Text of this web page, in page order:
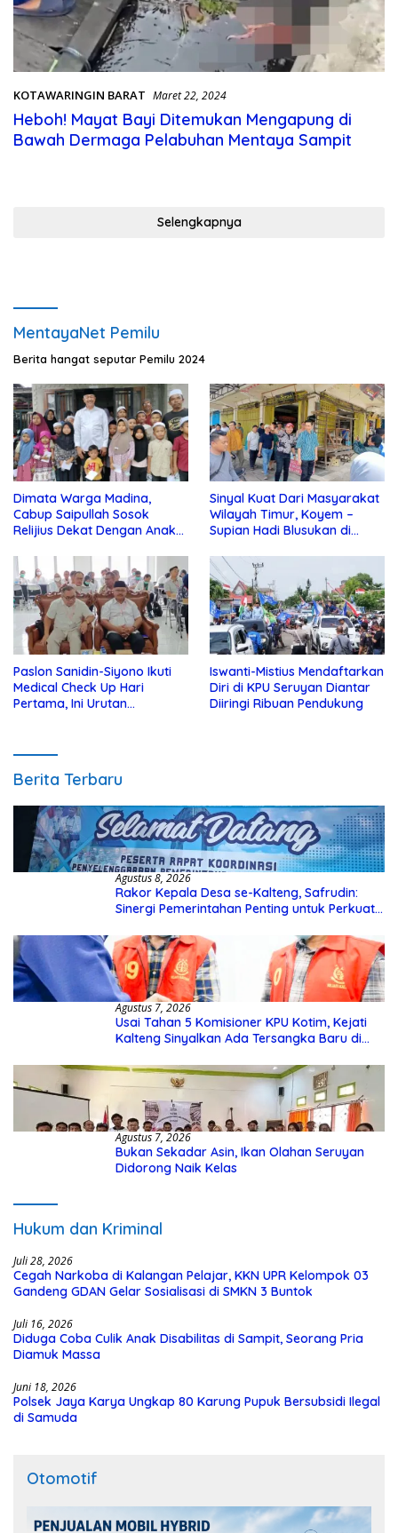
KOTAWARINGIN BARAT Maret 22, 2024
Heboh! Mayat Bayi Ditemukan Mengapung di
Bawah Dermaga Pelabuhan Mentaya Sampit
Selengkapnya
MentayaNet Pemilu
Berita hangat seputar Pemilu 2024
Dimata Warga Madina,
Cabup Saipullah Sosok
Relijius Dekat Dengan Anak
Sinyal Kuat Dari Masyarakat
Wilayah Timur, Koyem –
Supian Hadi Blusukan di
Paslon Sanidin-Siyono Ikuti
Medical Check Up Hari
Pertama, Ini Urutan
Iswanti-Mistius Mendaftarkan
Diri di KPU Seruyan Diantar
Diiringi Ribuan Pendukung
Berita Terbaru
Agustus 8, 2026
Rakor Kepala Desa se-Kalteng, Safrudin:
Sinergi Pemerintahan Penting untuk Perkuat
Agustus 7, 2026
Usai Tahan 5 Komisioner KPU Kotim, Kejati
Kalteng Sinyalkan Ada Tersangka Baru di
Agustus 7, 2026
Bukan Sekadar Asin, Ikan Olahan Seruyan
Didorong Naik Kelas
Hukum dan Kriminal
Juli 28, 2026
Cegah Narkoba di Kalangan Pelajar, KKN UPR Kelompok 03
Gandeng GDAN Gelar Sosialisasi di SMKN 3 Buntok
Juli 16, 2026
Diduga Coba Culik Anak Disabilitas di Sampit, Seorang Pria
Diamuk Massa
Juni 18, 2026
Polsek Jaya Karya Ungkap 80 Karung Pupuk Bersubsidi Ilegal
di Samuda
Otomotif